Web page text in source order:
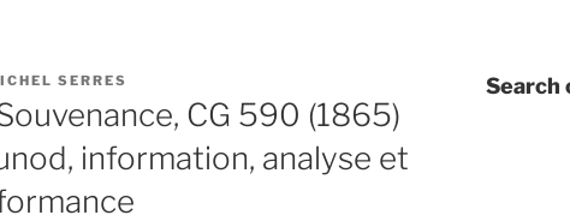
SERRES
CG 590 (1865)
information, analyse et
Search